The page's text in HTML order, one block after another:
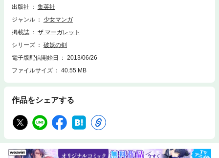
出版社
集英社
ジャンル
少女マンガ
掲載誌
ザ マーガレット
シリーズ
破妖の剣
電子版配信開始日
2013/06/26
ファイルサイズ
40.55 MB
作品をシェアする